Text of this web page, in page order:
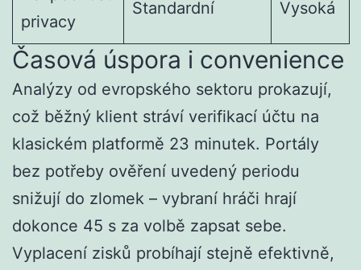
privacy
Standardní Vysoká
Časová úspora i convenience
Analýzy od evropského sektoru prokazují,
což běžný klient stráví verifikací účtu na
klasickém platformě 23 minutek. Portály
bez potřeby ověření uvedený periodu
snižují do zlomek – vybraní hráči hrají
dokonce 45 s za volbě zapsat sebe.
Vyplacení zisků probíhají stejně efektivně,